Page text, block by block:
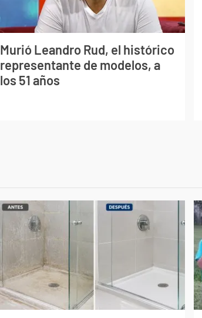
Murió Leandro Rud, el histórico
representante de modelos, a
los 51 años